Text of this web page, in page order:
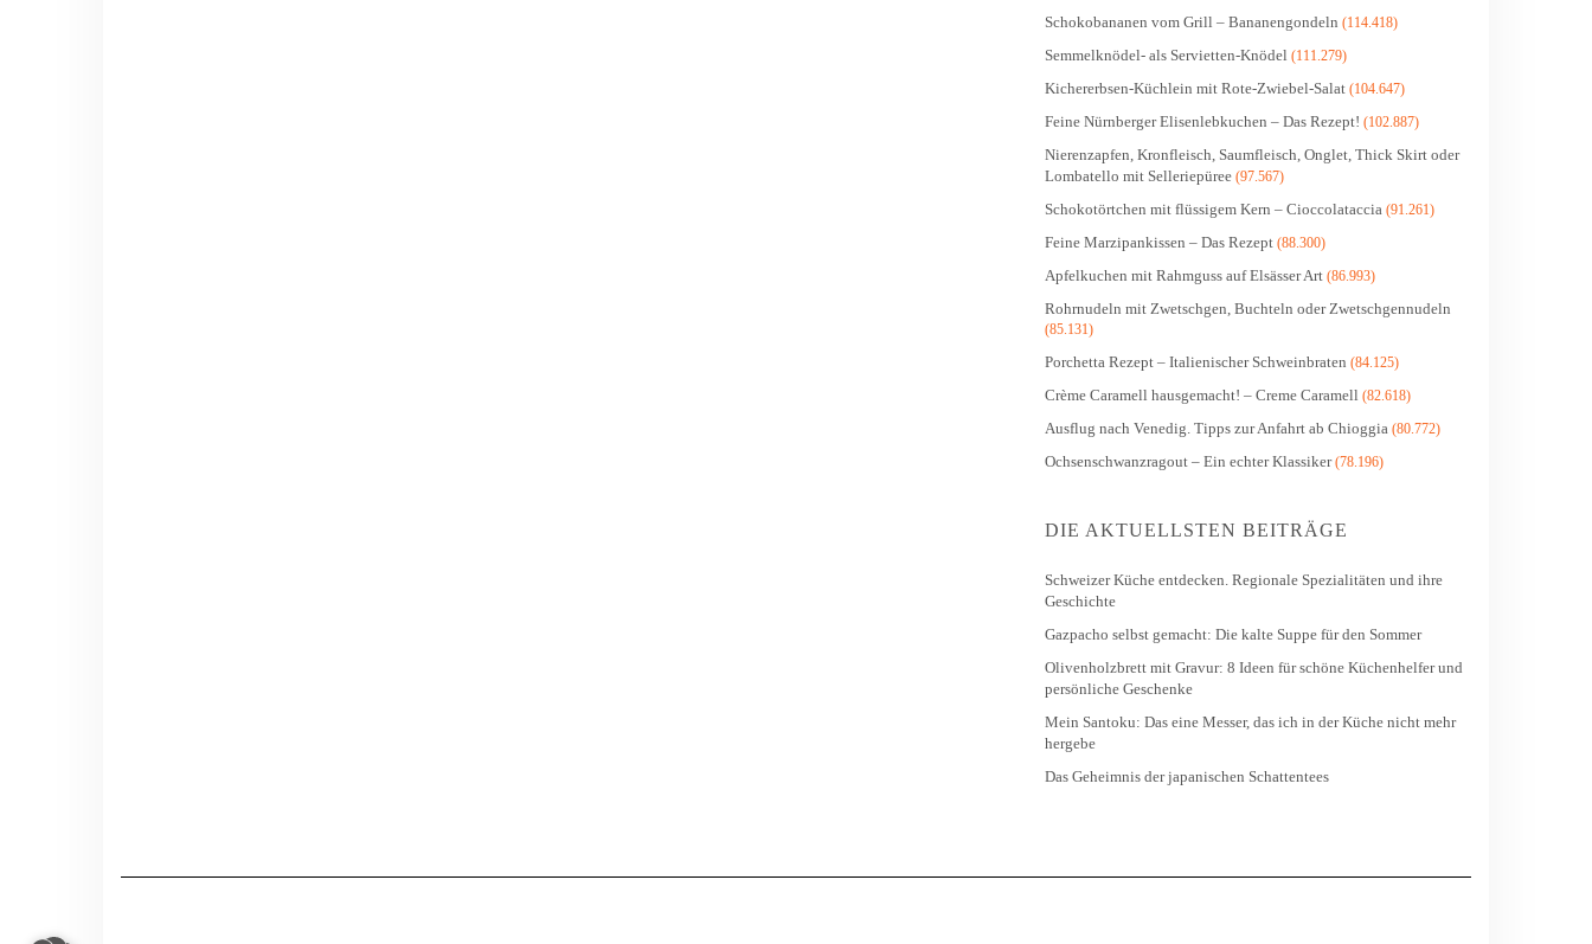
Schokobananen vom Grill – Bananengondeln (114.418)
Semmelknödel- als Servietten-Knödel (111.279)
Kichererbsen-Küchlein mit Rote-Zwiebel-Salat (104.647)
Feine Nürnberger Elisenlebkuchen – Das Rezept! (102.887)
Nierenzapfen, Kronfleisch, Saumfleisch, Onglet, Thick Skirt oder
Lombatello mit Selleriepüree (97.567)
Schokotörtchen mit flüssigem Kern – Cioccolataccia (91.261)
Feine Marzipankissen – Das Rezept (88.300)
Apfelkuchen mit Rahmguss auf Elsässer Art (86.993)
Rohrnudeln mit Zwetschgen, Buchteln oder Zwetschgennudeln
(85.131)
Porchetta Rezept – Italienischer Schweinbraten (84.125)
Crème Caramell hausgemacht! – Creme Caramell (82.618)
Ausflug nach Venedig. Tipps zur Anfahrt ab Chioggia (80.772)
Ochsenschwanzragout – Ein echter Klassiker(78.196)
DIE AKTUELLSTEN BEITRÄGE
Schweizer Küche entdecken. Regionale Spezialitäten und ihre
Geschichte
Gazpacho selbst gemacht: Die kalte Suppe für den Sommer
Olivenholzbrett mit Gravur: 8 Ideen für schöne Küchenhelfer und
persönliche Geschenke
Mein Santoku: Das eine Messer, das ich in der Küche nicht mehr
hergebe
Das Geheimnis der japanischen Schattentees